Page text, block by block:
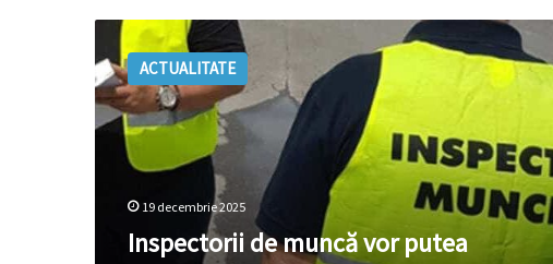
Inspectorii
de
muncă
vor
putea
controla
firmele
stop
pentru
siguranța
ACTUALITATE
19 decembrie 2025
Inspectorii de muncă vor putea